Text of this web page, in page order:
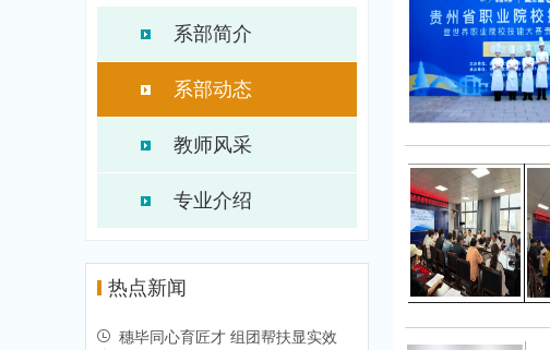
系部简介
系部动态
教师风采
专业介绍
热点新闻
穗毕同心育匠才 组团帮扶显实效